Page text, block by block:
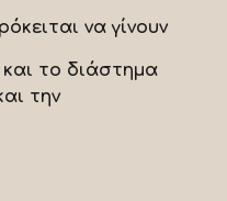
να γίνουν
το διάστημα
την